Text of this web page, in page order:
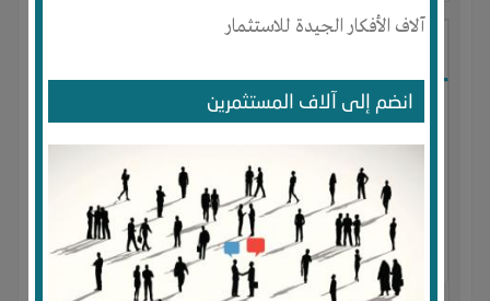
آلاف الأفكار الجيدة للاستثمار
انضم إلى آلاف المستثمرين